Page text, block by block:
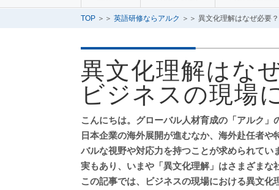
TOP ＞＞ 英語研修ならアルク ＞＞ 異文化理解はなぜ必要
異文化理解はな
ビジネスの現場
こんにちは。グローバル人材育成の「アルク」
日本企業の海外展開が進むなか、海外赴任者
バルな視野や対応力を持つことが求められて
実もあり、いまや「異文化理解」はさまざまな
この記事では、ビジネスの現場における異文化